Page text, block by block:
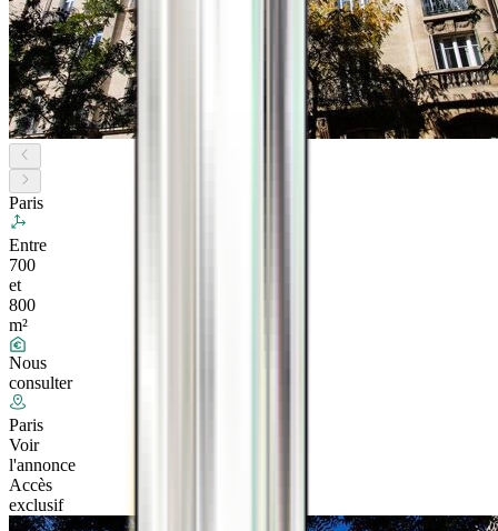
Paris
Entre
700
et
800
m²
Nous
consulter
Paris
Voir
l'annonce
Accès
exclusif